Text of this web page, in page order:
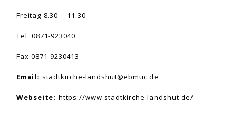
Freitag 8.30 – 11.30
Tel. 0871-923040
Fax 0871-9230413
Email: stadtkirche-landshut@ebmuc.de
Webseite: https://www.stadtkirche-landshut.de/